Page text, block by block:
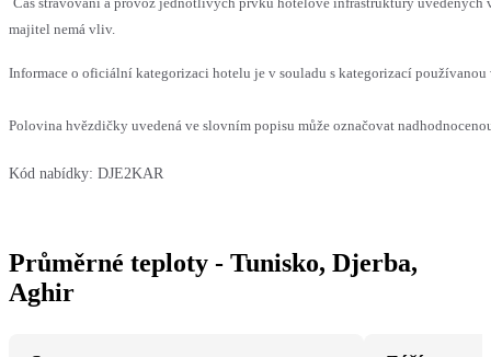
majitel nemá vliv.
Informace o oficiální kategorizaci hotelu je v souladu s kategorizací
Polovina hvězdičky uvedená ve slovním popisu může označovat
Kód nabídky: DJE2KAR
Průměrné teploty - Tunisko, Djerba,
Aghir